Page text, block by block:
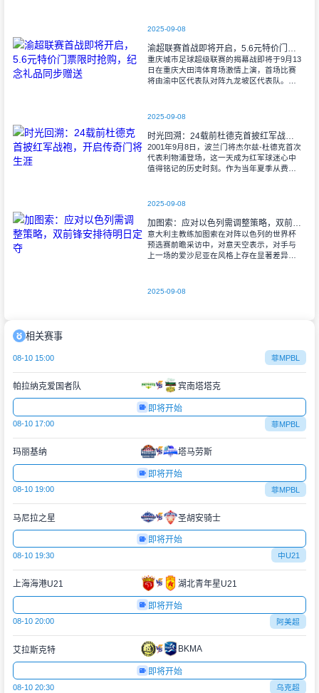
验。
2025-09-08
渝超联赛首战即将开启，5.6元特价门票限时抢购，纪念礼品同步赠送
重庆城市足球超级联赛的揭幕战即将于9月13
日在重庆大田湾体育场激情上演，首场比赛
将由渝中区代表队对阵九龙坡区代表队。据
2025-09-08
时光回溯：24载前杜德克首披红军战袍，开启传奇门将生涯
2001年9月8日，波兰门将杰尔兹-杜德克首次
代表利物浦登场，这一天成为红军球迷心中
值得铭记的历史时刻。作为当年夏季从费耶
2025-09-08
加图索：应对以色列需调整策略，双前锋安排待明日定夺
意大利主教练加图索在对阵以色列的世界杯
预选赛前瞻采访中，对意天空表示，对手与
上一场的爱沙尼亚在风格上存在显著差异。
出色的
2025-09-08
相关赛事
08-10 15:00 菲MPBL
帕拉纳克爱国者队 宾南塔塔克
即将开始
08-10 17:00 菲MPBL
玛丽基纳 塔马劳斯
即将开始
08-10 19:00 菲MPBL
马尼拉之星 圣胡安骑士
即将开始
08-10 19:30 中U21
上海海港U21 湖北青年星U21
即将开始
08-10 20:00 阿美超
艾拉斯克特 BKMA
即将开始
08-10 20:30 乌克超